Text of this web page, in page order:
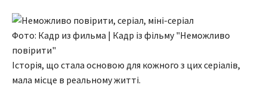
Фото: Кадр из фильма | Кадр із фільму "Неможливо
повірити"
Історія, що стала основою для кожного з цих серіалів,
мала місце в реальному житті.